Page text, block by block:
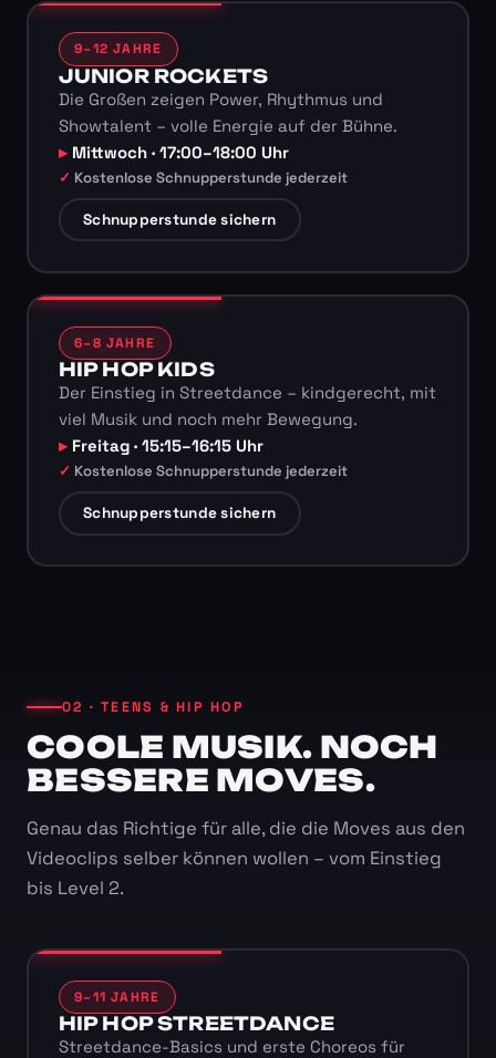
9–12 JAHRE
JUNIOR ROCKETS
Die Großen zeigen Power, Rhythmus und
Showtalent – volle Energie auf der Bühne.
Mittwoch · 17:00–18:00 Uhr
Kostenlose Schnupperstunde jederzeit
Schnupperstunde sichern
6–8 JAHRE
HIP HOP KIDS
Der Einstieg in Streetdance – kindgerecht, mit
viel Musik und noch mehr Bewegung.
Freitag · 15:15–16:15 Uhr
Kostenlose Schnupperstunde jederzeit
Schnupperstunde sichern
02 · TEENS & HIP HOP
COOLE MUSIK. NOCH
BESSERE MOVES.
Genau das Richtige für alle, die die Moves aus den
Videoclips selber können wollen – vom Einstieg
bis Level 2.
9–11 JAHRE
HIP HOP STREETDANCE
Streetdance-Basics und erste Choreos für